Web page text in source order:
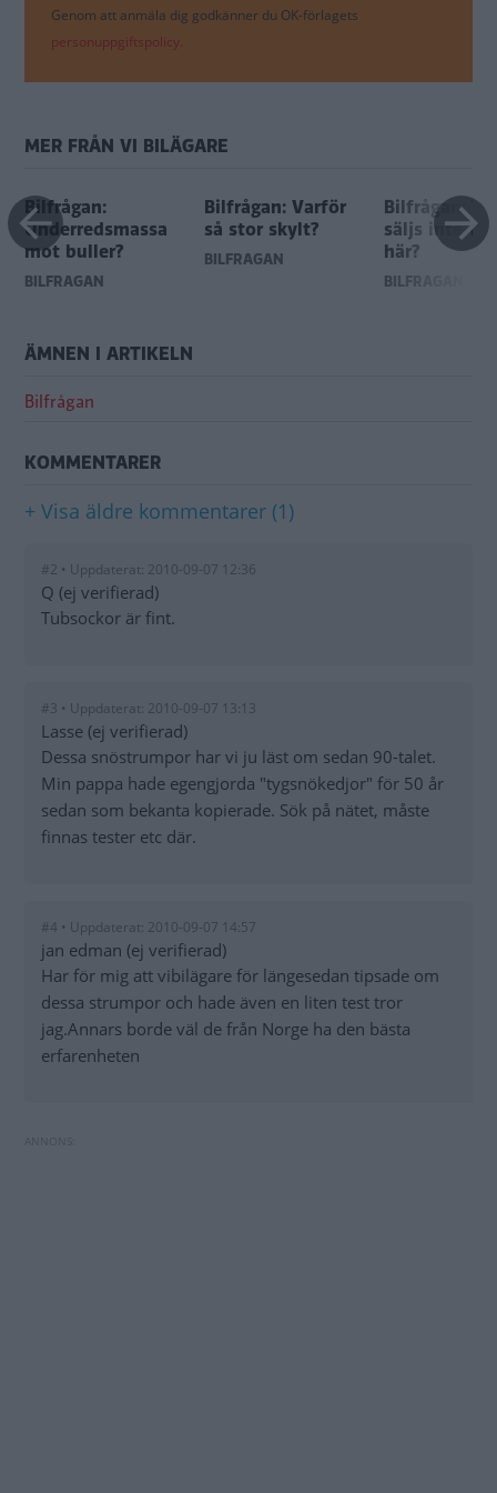
Genom att anmäla dig godkänner du OK-förlagets
personuppgiftspolicy.
MER FRÅN VI BILÄGARE
Bilfrågan:
Underredsmassa
mot buller?
BILFRÅGAN
Bilfrågan: Varför
så stor skylt?
BILFRÅGAN
Bilfrågan:
säljs inte
här?
BILFRÅGAN
ÄMNEN I ARTIKELN
Bilfrågan
KOMMENTARER
+ Visa äldre kommentarer (1)
#2 • Uppdaterat: 2010-09-07 12:36
Q (ej verifierad)
Tubsockor är fint.
#3 • Uppdaterat: 2010-09-07 13:13
Lasse (ej verifierad)
Dessa snöstrumpor har vi ju läst om sedan 90-talet.
Min pappa hade egengjorda "tygsnökedjor" för 50 år
sedan som bekanta kopierade. Sök på nätet, måste
finnas tester etc där.
#4 • Uppdaterat: 2010-09-07 14:57
jan edman (ej verifierad)
Har för mig att vibilägare för längesedan tipsade om
dessa strumpor och hade även en liten test tror
jag.Annars borde väl de från Norge ha den bästa
erfarenheten